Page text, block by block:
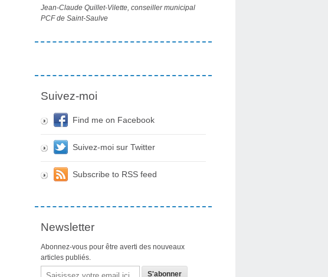
Jean-Claude Quillet-Vilette, conseiller municipal
PCF de Saint-Saulve
Suivez-moi
Find me on Facebook
Suivez-moi sur Twitter
Subscribe to RSS feed
Newsletter
Abonnez-vous pour être averti des nouveaux
articles publiés.
Email